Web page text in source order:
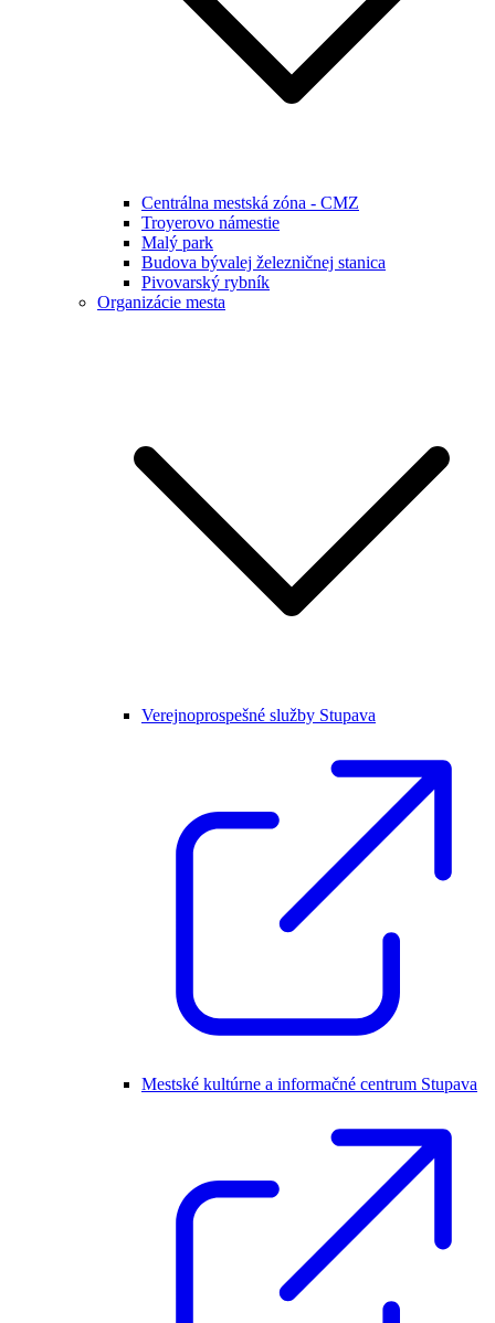
Centrálna mestská zóna - CMZ
Troyerovo námestie
Malý park
Budova bývalej železničnej stanica
Pivovarský rybník
Organizácie mesta
Verejnoprospešné služby Stupava
Mestské kultúrne a informačné centrum Stupava